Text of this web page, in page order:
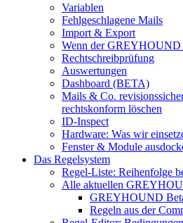
Variablen
Fehlgeschlagene Mails
Import & Export
Wenn der GREYHOUND
Rechtschreibprüfung
Auswertungen
Dashboard (BETA)
Mails & Co.
rechtskonform löschen
ID-Inspect
Hardware: Was wir
Fenster & Module
Das Regelsystem
Regel-Liste: Reihenfolge
Alle aktuellen
GREYHOUND
Regeln aus der